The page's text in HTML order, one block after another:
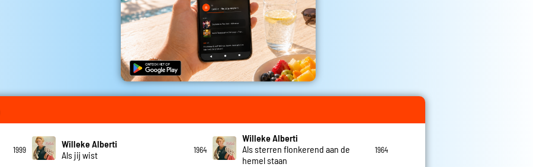
1999
Willeke Alberti
Als jij wist
1964
Willeke Alberti
Als sterren flonkerend aan de
hemel staan
1964